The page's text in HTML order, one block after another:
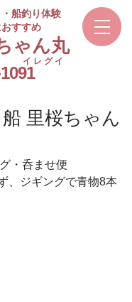
イレグイ
船釣り体験
すすめ
ゃん丸
里桜ちゃん
・呑ませ便
、ジギングで青物8本